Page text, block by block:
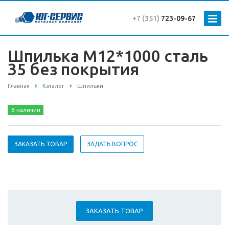
+7 (351) 723-09-67
Шпилька М12*1000 сталь
35 без покрытия
Главная Каталог Шпильки
В наличии
ЗАКАЗАТЬ ТОВАР ЗАДАТЬ ВОПРОС
ЗАКАЗАТЬ ТОВАР